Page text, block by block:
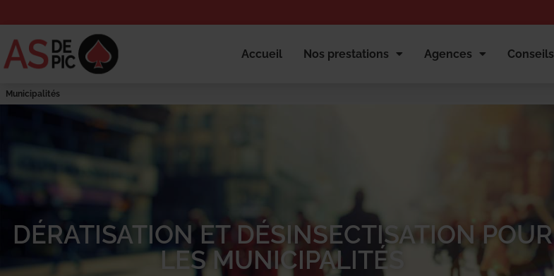
Accueil Nos prestations Agences Conseils
Municipalités
DÉRATISATION ET DÉSINSECTISATION POUR
LES MUNICIPALITÉS